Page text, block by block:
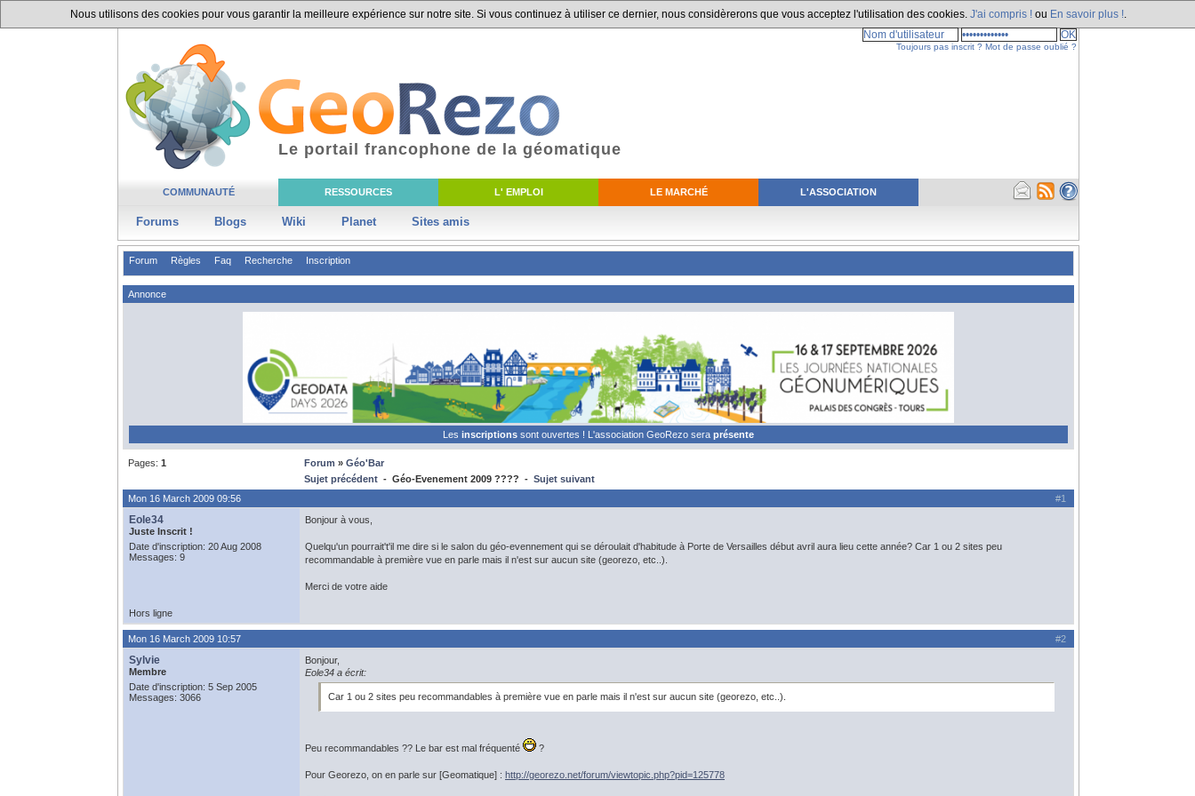
Nous utilisons des cookies pour vous garantir la meilleure expérience sur notre site. Si vous continuez à utiliser ce dernier, nous considèrerons que vous acceptez l'utilisation des cookies. J'ai compris ! ou En savoir plus !
COMMUNAUTÉ RESSOURCES L' EMPLOI LE MARCHÉ L'ASSOCIATION
Forums Blogs Wiki Planet Sites amis
Le portail francophone de la géomatique
Toujours pas inscrit ? Mot de passe oublié ?
Forum Règles Faq Recherche Inscription
Annonce
Les inscriptions sont ouvertes ! L'association GeoRezo sera présente
Pages: 1 Forum » Géo'Bar
Sujet précédent - Géo-Evenement 2009 ???? - Sujet suivant
#1
Mon 16 March 2009 09:56
Eole34
Juste Inscrit !
Date d'inscription: 20 Aug 2008
Messages: 9
Bonjour à vous,
Quelqu'un pourrait't'il me dire si le salon du géo-evennement qui se déroulait d'habitude à Porte de Versailles début avril aura lieu cette année? Car 1 ou 2 sites peu
recommandable à première vue en parle mais il n'est sur aucun site (georezo, etc..).
Merci de votre aide
Hors ligne
#2
Mon 16 March 2009 10:57
Sylvie
Membre
Date d'inscription: 5 Sep 2005
Messages: 3066
Bonjour,
Eole34 a écrit:
Car 1 ou 2 sites peu recommandables à première vue en parle mais il n'est sur aucun site (georezo, etc..).
Peu recommandables ?? Le bar est mal fréquenté ?
Pour Georezo, on en parle sur [Geomatique] : http://georezo.net/forum/viewtopic.php?pid=125778